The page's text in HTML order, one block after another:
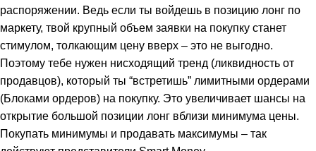
распоряжении. Ведь если ты войдешь в позицию лонг по
маркету, твой крупный объем заявки на покупку станет
стимулом, толкающим цену вверх – это не выгодно.
Поэтому тебе нужен нисходящий тренд (ликвидность от
продавцов), который ты “встретишь” лимитными ордерами
(Блоками ордеров) на покупку. Это увеличивает шансы на
открытие большой позиции лонг вблизи минимума цены.
Покупать минимумы и продавать максимумы – так